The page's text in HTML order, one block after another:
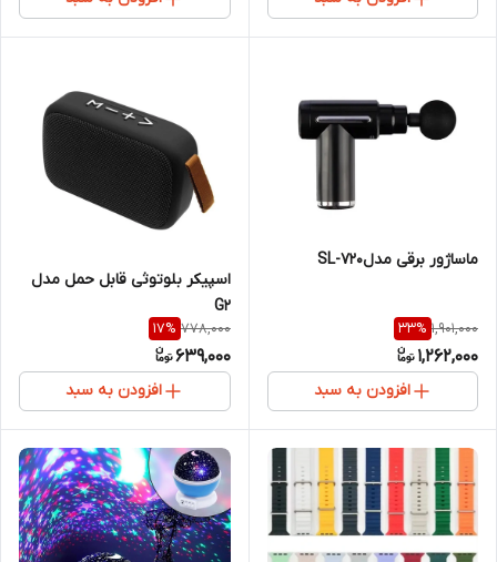
ماساژور برقی مدلSL-720
1,901,000
33%
1,262,000
افزودن به سبد
اسپیکر بلوتوثی قابل حمل مدل
G2
778,000
17%
639,000
افزودن به سبد